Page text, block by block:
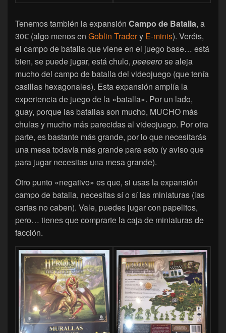
Tenemos también la expansión Campo de Batalla, a
30€ (algo menos en Goblin Tradery E-minis). Veréis,
el campo de batalla que viene en el juego base… está
bien, se puede jugar, está chulo, peeeerose aleja
mucho del campo de batalla del videojuego (que tenía
casillas hexagonales). Esta expansión amplía la
experiencia de juego de la «batalla». Por un lado,
guay, porque las batallas son mucho, MUCHO más
chulas y mucho más parecidas al videojuego. Por otra
parte, es bastante más grande, por lo que necesitarás
una mesa todavía más grande para esto (y aviso que
para jugar necesitas una mesa grande).
Otro punto «negativo» es que, si usas la expansión
campo de batalla, necesitas sí o sí las miniaturas (las
cartas no caben). Vale, puedes jugar con papelitos,
pero… tienes que comprarte la caja de miniaturas de
facción.